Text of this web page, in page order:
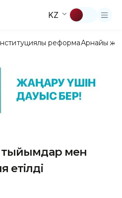
KZ
реформаАрнайы
тыйымдар мен
етілді